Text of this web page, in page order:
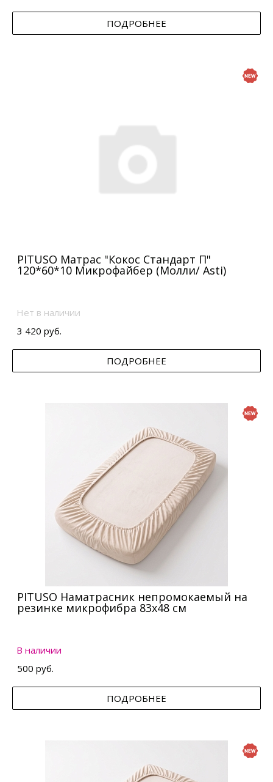
ПОДРОБНЕЕ
PITUSO Матрас "Кокос Стандарт П"
120*60*10 Микрофайбер (Молли/ Asti)
Нет в наличии
3 420 руб.
ПОДРОБНЕЕ
PITUSO Наматрасник непромокаемый на
резинке микрофибра 83х48 см
В наличии
500 руб.
ПОДРОБНЕЕ